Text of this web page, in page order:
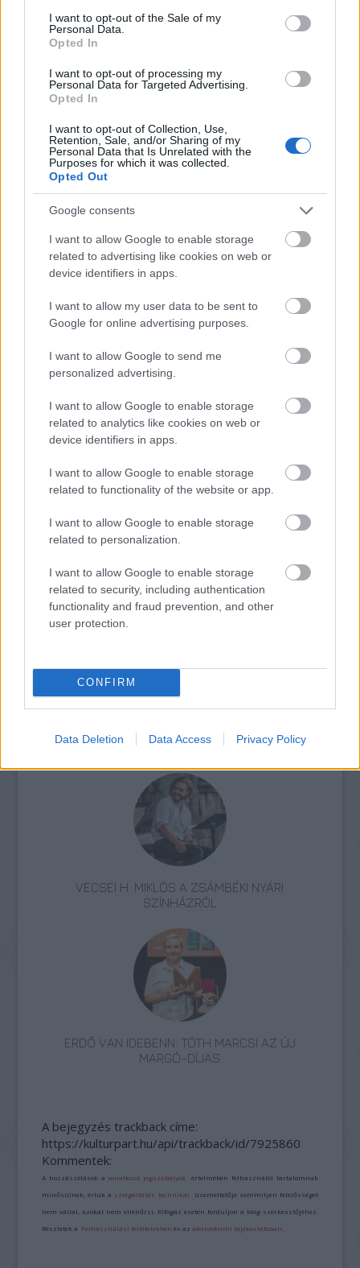
consent section.
I want to opt-out of the Sale of my
Personal Data.
Opted In
I want to opt-out of processing my
Personal Data for Targeted Advertising.
Opted In
I want to opt-out of Collection, Use,
Retention, Sale, and/or Sharing of my
Personal Data that Is Unrelated with the
Purposes for which it was collected.
Opted Out
Google consents
I want to allow Google to enable storage
related to advertising like cookies on web or
device identifiers in apps.
I want to allow my user data to be sent to
Google for online advertising purposes.
I want to allow Google to send me
personalized advertising.
I want to allow Google to enable storage
related to analytics like cookies on web or
device identifiers in apps.
I want to allow Google to enable storage
related to functionality of the website or app.
I want to allow Google to enable storage
related to personalization.
I want to allow Google to enable storage
related to security, including authentication
functionality and fraud prevention, and other
user protection.
CONFIRM
Data Deletion Data Access Privacy Policy
évfordulóján tartott megemlékezést felidézve
a titkosszolgálatok jelenlétét, míg az első,
1990-es zarándoklatról szólva a "szabadulás
esztendejét" mutatta be. "2002 a kisiklás éve
volt (...), ami után ellopták az érmindszenti
projektet, a Széchenyi-terv keretében elnyert
pályázatunkat" – utalt az Ady szülőfalujába
tervezett központ és termálfürdő ötletére,
amivel kapcsolatban pénteken Budapesten
elszámoltatást is kezdeményezett. A
hallgatásnak is köszönhető, hiszen nem volt
aki szóljon ellene. Mint mondta, a korrupció,
az állam kifosztása és eladósítása ellen fel
kell lépni, össze kell fogni, hiszen "éhes
magyarnak lenni." Az egykori Királyhágó-
melléki református püspök olykor heves
hangvételű szónoklatát azzal zárta, hogy
Adyt sem lehetett egykoron visszafogni ha
Az Ady-költemények szavalásával és a költő
megzenésített verseinek előadásával kísért
megkoszorúzták Ady Endre mellszobrát.
Forrás: Vitaltippek
Irodalom Erdély Költészet
AZ EMBERSÉG ÜNNEPE
VECSEI H. MIKLÓS A ZSÁMBÉKI NYÁRI
SZÍNHÁZRÓL
ERDŐ VAN IDEBENN: TÓTH MARCSI AZ ÚJ
MARGÓ-DÍJAS
A bejegyzés trackback címe:
https://kulturpart.hu/api/trackback/id/7925860
Kommentek:
A hozzászólások avonatkozó jogszabályok értelmében felhasználói tartalomnak
minősülnek, értük a szolgáltatás technikai üzemeltetője semmilyen felelősséget
nem vállal, azokat nem ellenőrzi. Kifogás esetén forduljon a blog szerkesztőjéhez.
Részletek a Felhasználási feltételekben és azadatvédelmi tájékoztatóban